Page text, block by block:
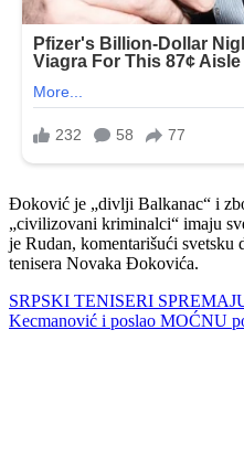
Đoković je „divlji Balkanac“ i
„civilizovani kriminalci“ imaju
je Rudan, komentarišući svetsku
tenisera Novaka Đokovića.
SRPSKI TENISERI
Kecmanović i poslao MOĆNU